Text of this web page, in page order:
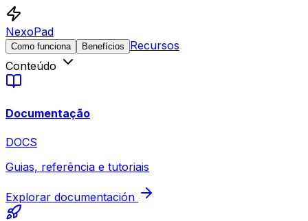
NexoPad
Como funciona Benefícios
Recursos
Conteúdo
Documentação
DOCS
Guias, referência e tutoriais
Explorar documentación